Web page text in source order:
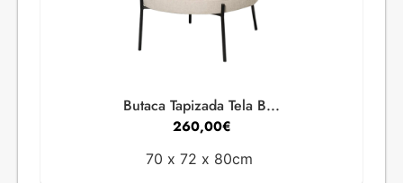
Butaca Tapizada Tela B...
260,00€
70 x 72 x 80cm